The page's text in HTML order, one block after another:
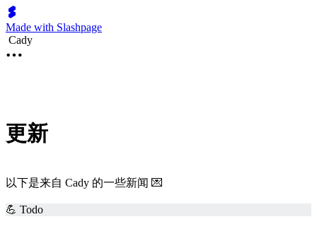
Made with Slashpage
Cady
更新
以下是来自 Cady 的一些新闻 💌
💪 Todo